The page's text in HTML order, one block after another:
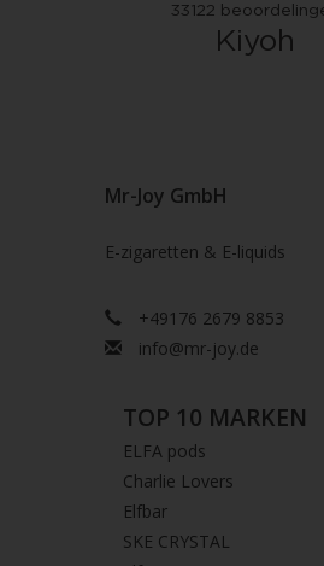
Mr-Joy GmbH
E-zigaretten & E-liquids
+49176 2679 8853
info@mr-joy.de
TOP 10 MARKEN
ELFA pods
Charlie Lovers
Elfbar
SKE CRYSTAL